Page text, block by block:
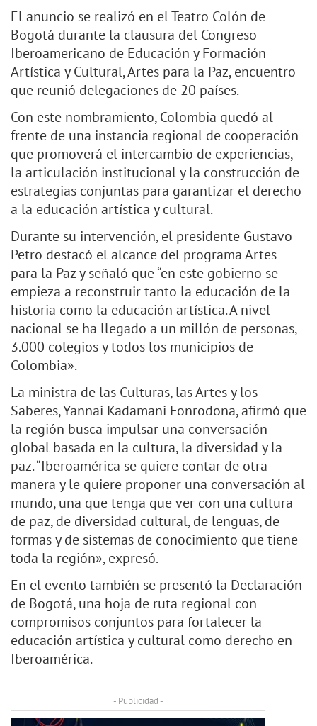
El anuncio se realizó en el Teatro Colón de
Bogotá durante la clausura del Congreso
Iberoamericano de Educación y Formación
Artística y Cultural, Artes para la Paz, encuentro
que reunió delegaciones de 20 países.
Con este nombramiento, Colombia quedó al
frente de una instancia regional de cooperación
que promoverá el intercambio de experiencias,
la articulación institucional y la construcción de
estrategias conjuntas para garantizar el derecho
a la educación artística y cultural.
Durante su intervención, el presidente Gustavo
Petro destacó el alcance del programa Artes
para la Paz y señaló que “en este gobierno se
empieza a reconstruir tanto la educación de la
historia como la educación artística. A nivel
nacional se ha llegado a un millón de personas,
3.000 colegios y todos los municipios de
Colombia».
La ministra de las Culturas, las Artes y los
Saberes, Yannai Kadamani Fonrodona, afirmó que
la región busca impulsar una conversación
global basada en la cultura, la diversidad y la
paz. “Iberoamérica se quiere contar de otra
manera y le quiere proponer una conversación al
mundo, una que tenga que ver con una cultura
de paz, de diversidad cultural, de lenguas, de
formas y de sistemas de conocimiento que tiene
toda la región», expresó.
En el evento también se presentó la Declaración
de Bogotá, una hoja de ruta regional con
compromisos conjuntos para fortalecer la
educación artística y cultural como derecho en
Iberoamérica.
- Publicidad -